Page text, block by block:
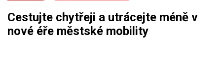
Cestujte chytřeji a utrácejte méně v
nové éře městské mobility